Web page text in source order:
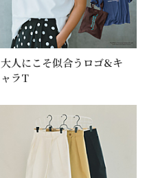
大人にこそ似合うロゴ&キ
ャラT